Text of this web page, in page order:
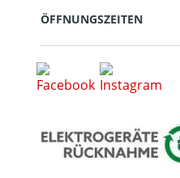
ÖFFNUNGSZEITEN